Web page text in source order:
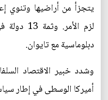
يتجزأ من أراضيها وتنوي
لزم
دبلوماسية مع تايوان.
وشدد خبير الاقتصاد
أميركا الوسطى في إطار